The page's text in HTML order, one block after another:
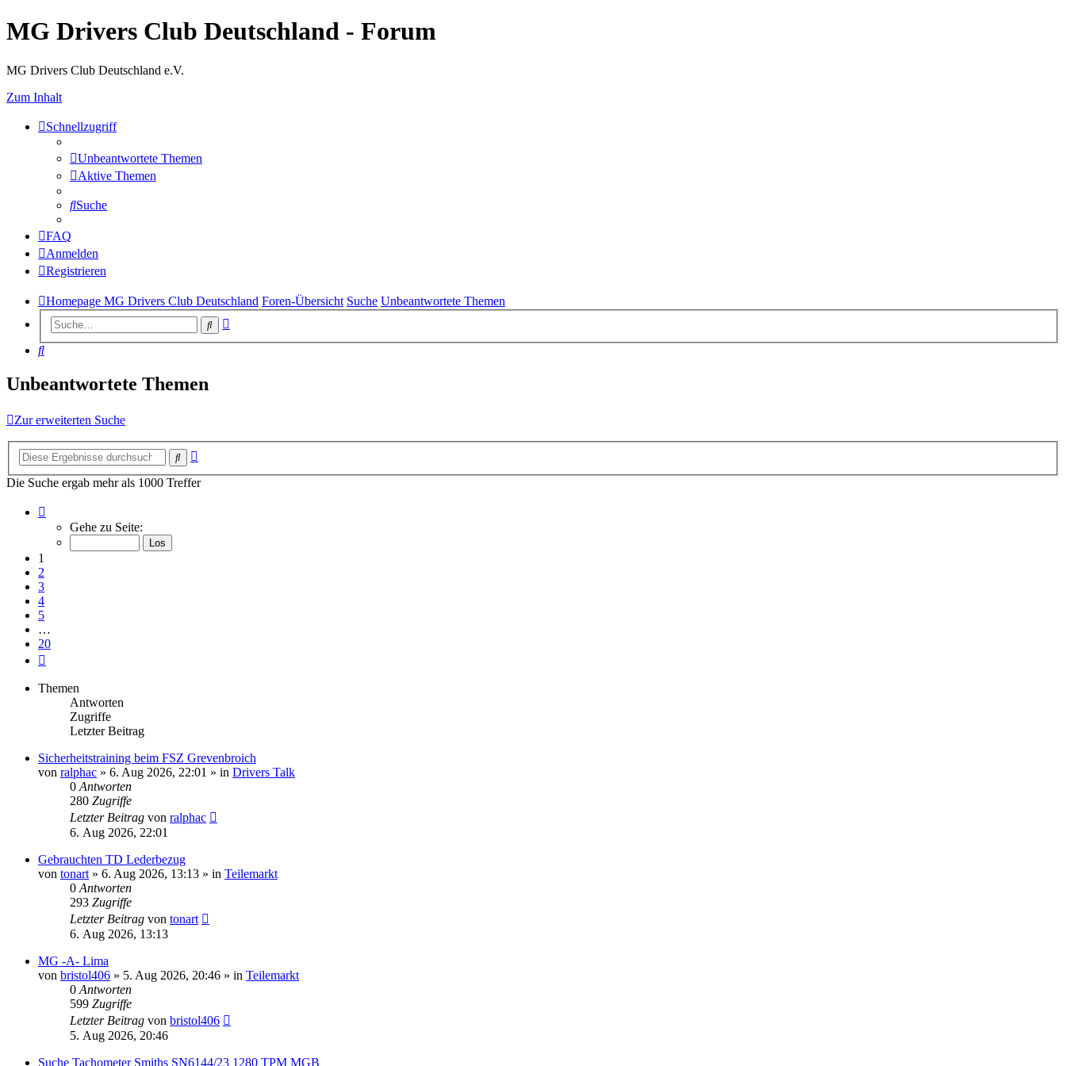
MG Drivers Club Deutschland - Forum
MG Drivers Club Deutschland e.V.
Zum Inhalt
Schnellzugriff
Unbeantwortete Themen
Aktive Themen
Suche
FAQ
Anmelden
Registrieren
Homepage MG Drivers Club Deutschland Foren-Übersicht Suche Unbeantwortete Themen
Suche
Suche
Unbeantwortete Themen
Zur erweiterten Suche
Suche
Die Suche ergab mehr als 1000 Treffer
von
Gehe zu Seite:
1
2
3
4
5
…
20
Themen
Antworten
Zugriffe
Letzter Beitrag
Sicherheitstraining beim FSZ Grevenbroich
von ralphac » 6. Aug 2026, 22:01 » in Drivers Talk
0 Antworten
280 Zugriffe
Letzter Beitrag von ralphac
6. Aug 2026, 22:01
Gebrauchten TD Lederbezug
von tonart » 6. Aug 2026, 13:13 » in Teilemarkt
0 Antworten
293 Zugriffe
Letzter Beitrag von tonart
6. Aug 2026, 13:13
MG -A- Lima
von bristol406 » 5. Aug 2026, 20:46 » in Teilemarkt
0 Antworten
599 Zugriffe
Letzter Beitrag von bristol406
5. Aug 2026, 20:46
Suche Tachometer Smiths SN6144/23 1280 TPM MGB